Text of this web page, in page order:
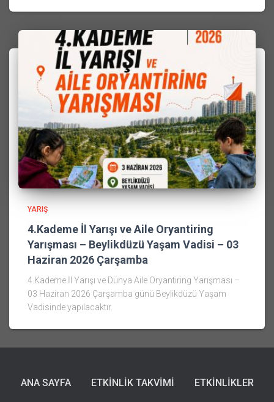
YARIŞ
4.Kademe İl Yarışı ve Aile Oryantiring
Yarışması – Beylikdüzü Yaşam Vadisi – 03
Haziran 2026 Çarşamba
4.Kademe İl Yarışı ve Dünya Aile Oryantiring Yarışması –
03 Haziran 2026 Çarşamba günü Beylikdüzü Yaşam
Vadisinde yapılacaktır.
ANA SAYFA ETKINLIK TAKVIMI ETKINLIKLER